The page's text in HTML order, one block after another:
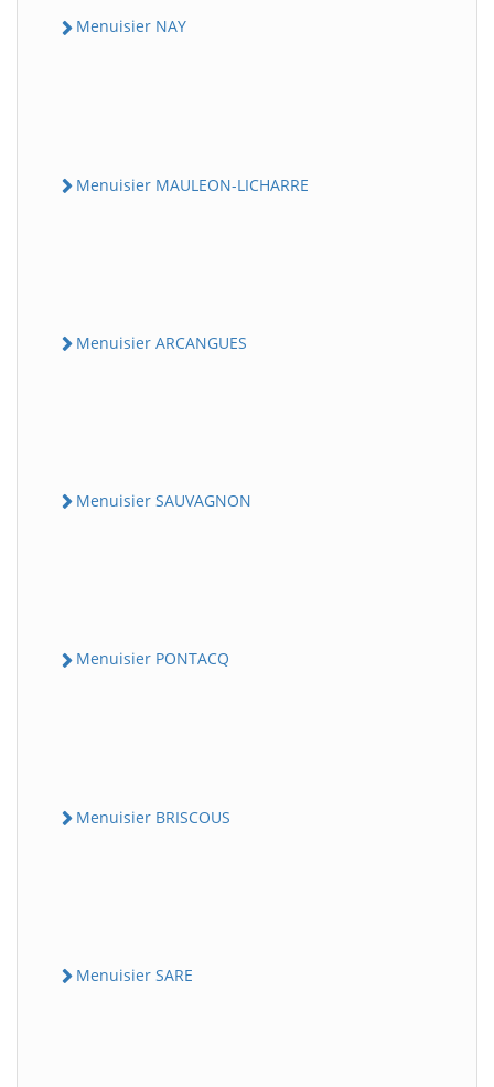
Menuisier NAY
Menuisier MAULEON-LICHARRE
Menuisier ARCANGUES
Menuisier SAUVAGNON
Menuisier PONTACQ
Menuisier BRISCOUS
Menuisier SARE